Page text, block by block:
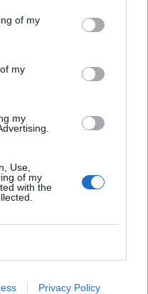
of my
my
my
Use,
of my
with the
Privacy Policy
για μεγάλες
να ξεχάσουν ότι
της επέκτασης του
που κερδίζουν